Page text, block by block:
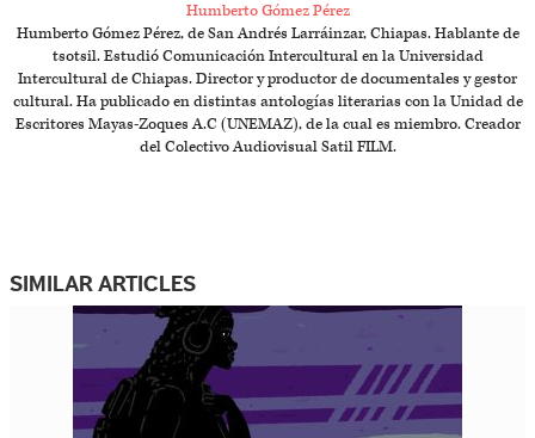
Humberto Gómez Pérez
Humberto Gómez Pérez, de San Andrés Larráinzar, Chiapas. Hablante de
tsotsil. Estudió Comunicación Intercultural en la Universidad
Intercultural de Chiapas. Director y productor de documentales y gestor
cultural. Ha publicado en distintas antologías literarias con la Unidad de
Escritores Mayas-Zoques A.C (UNEMAZ), de la cual es miembro. Creador
del Colectivo Audiovisual Satil FILM.
SIMILAR ARTICLES